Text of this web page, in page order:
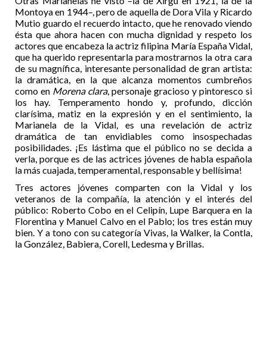
Montoya en 1944–, pero de aquella de Dora Vila y Ricardo
Mutio guardo el recuerdo intacto, que he renovado viendo
ésta que ahora hacen con mucha dignidad y respeto los
actores que encabeza la actriz filipina María España Vidal,
que ha querido representarla para mostrarnos la otra cara
de su magnífica, interesante personalidad de gran artista:
la dramática, en la que alcanza momentos cumbreños
como en Morena clara, personaje gracioso y pintoresco si
los hay. Temperamento hondo y, profundo, dicción
clarísima, matiz en la expresión y en el sentimiento, la
Marianela de la Vidal, es una revelación de actriz
dramática de tan envidiables como insospechadas
posibilidades. ¡Es lástima que el público no se decida a
verla, porque es de las actrices jóvenes de habla española
la más cuajada, temperamental, responsable y bellísima!
Tres actores jóvenes comparten con la Vidal y los
veteranos de la compañía, la atención y el interés del
público: Roberto Cobo en el Celipín, Lupe Barquera en la
Florentina y Manuel Calvo en el Pablo; los tres están muy
bien. Y a tono con su categoría Vivas, la Walker, la Contla,
la González, Babiera, Corell, Ledesma y Brillas.